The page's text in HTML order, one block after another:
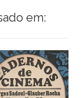
em: